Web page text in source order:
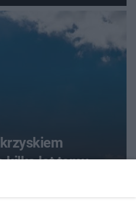
kilka lat temu.
zupełnie